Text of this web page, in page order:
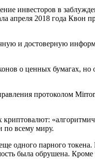
инвесторов в
2018 года Квон
и достоверную
о ценных бумагах, но
протоколом
по всему миру.
одного парного токена.
была обрушена.